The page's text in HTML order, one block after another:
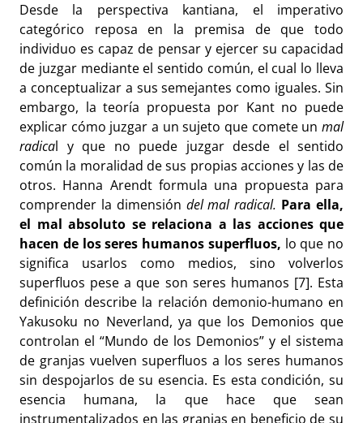
Desde la perspectiva kantiana, el imperativo
categórico reposa en la premisa de que todo
individuo es capaz de pensar y ejercer su capacidad
de juzgar mediante el sentido común, el cual lo lleva
a conceptualizar a sus semejantes como iguales. Sin
embargo, la teoría propuesta por Kant no puede
explicar cómo juzgar a un sujeto que comete un mal
radical y que no puede juzgar desde el sentido
común la moralidad de sus propias acciones y las de
otros. Hanna Arendt formula una propuesta para
comprender la dimensión del mal radical. Para ella,
el mal absoluto se relaciona a las acciones que
hacen de los seres humanos superfluos, lo que no
significa usarlos como medios, sino volverlos
superfluos pese a que son seres humanos [7]. Esta
definición describe la relación demonio-humano en
Yakusoku no Neverland, ya que los Demonios que
controlan el “Mundo de los Demonios” y el sistema
de granjas vuelven superfluos a los seres humanos
sin despojarlos de su esencia. Es esta condición, su
esencia humana, la que hace que sean
instrumentalizados en las granjas en beneficio de su